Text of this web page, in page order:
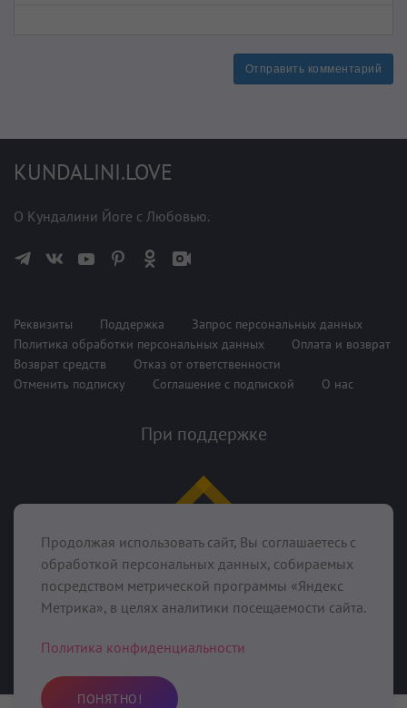
Отправить комментарий
KUNDALINI.LOVE
О Кундалини Йоге с Любовью.
Реквизиты Поддержка
Запрос персональных данных
Политика обработки персональных данных
Оплата и возврат
Возврат средств
Отказ от ответственности
Отменить подписку
Соглашение с подпиской О нас
При поддержке
643908114874 ОГРНИП 321645700011461),
Колхозная, д. 10,info@kundalini.love
Продолжая использовать сайт, Вы соглашаетесь с
обработкой персональных данных, собираемых
посредством метрической программы «Яндекс
Метрика», в целях аналитики посещаемости сайта.
Политика конфиденциальности
ПОНЯТНО!